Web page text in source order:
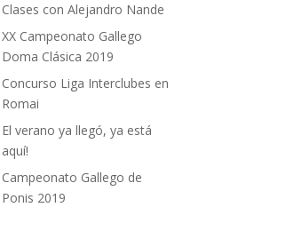
Clases con Alejandro Nande
XX Campeonato Gallego
Doma Clásica 2019
Concurso Liga Interclubes en
Romai
El verano ya llegó, ya está
aquí!
Campeonato Gallego de
Ponis 2019